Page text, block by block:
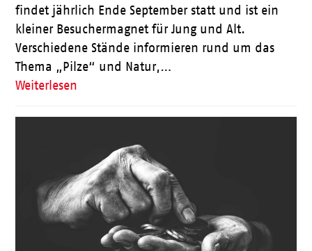
findet jährlich Ende September statt und ist ein
kleiner Besuchermagnet für Jung und Alt.
Verschiedene Stände informieren rund um das
Thema „Pilze“ und Natur,…
Weiterlesen